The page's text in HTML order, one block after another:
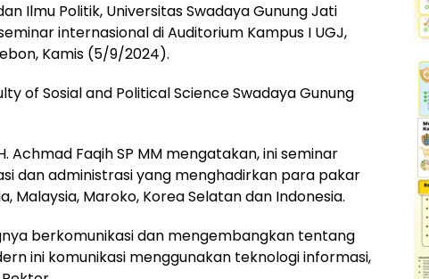
Ilmu Politik, Universitas Swadaya Gunung Jati
internasional di Auditorium Kampus I UGJ,
Kamis (5/9/2024).
of Sosial and Political Science Swadaya Gunung
Achmad Faqih SP MM mengatakan, ini seminar
dan administrasi yang menghadirkan para pakar
Malaysia, Maroko, Korea Selatan dan Indonesia.
berkomunikasi dan mengembangkan tentang
ini komunikasi menggunakan teknologi informasi,